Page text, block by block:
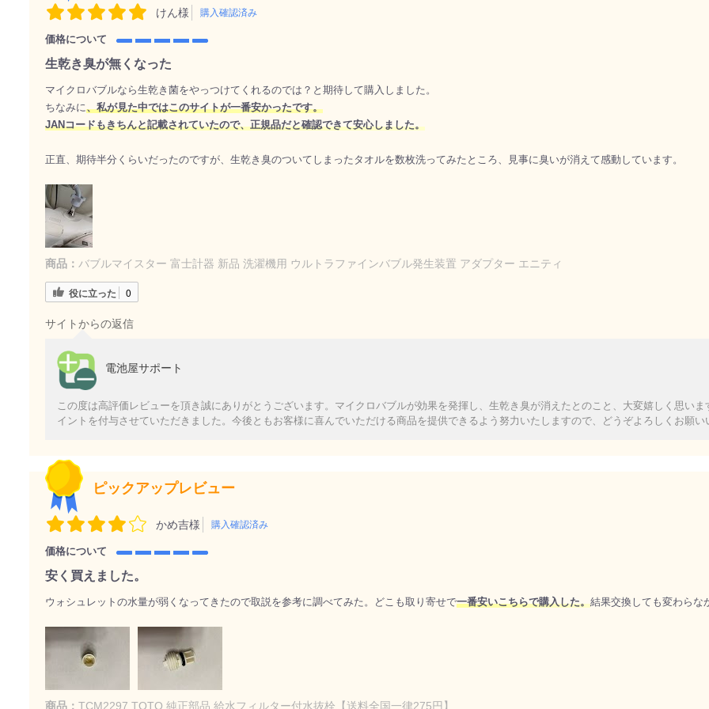
けん様 購入確認済み
価格について
生乾き臭が無くなった
マイクロバブルなら生乾き菌をやっつけてくれるのでは？と期待して購入しました。
ちなみに、私が見た中ではこのサイトが一番安かったです。
JANコードもきちんと記載されていたので、正規品だと確認できて安心しました。
正直、期待半分くらいだったのですが、生乾き臭のついてしまったタオルを数枚洗ってみたところ、見事に臭いが消えて感動しています。
商品： バブルマイスター 富士計器 新品 洗濯機用 ウルトラファインバブル発生装置 アダプター エニティ
役に立った 0
サイトからの返信
電池屋サポート
この度は高評価レビューを頂き誠にありがとうございます。マイクロバブルが効果を発揮し、生乾き臭が消えたとのこと、大変嬉しく思い
イントを付与させていただきました。今後ともお客様に喜んでいただける商品を提供できるよう努力いたしますので、どうぞよろしくお願い
ピックアップレビュー
かめ吉様 購入確認済み
価格について
安く買えました。
ウォシュレットの水量が弱くなってきたので取説を参考に調べてみた。どこも取り寄せで一番安いこちらで購入した。結果交換しても変わらな
商品： TCM2297 TOTO 純正部品 給水フィルター付水抜栓【送料全国一律275円】